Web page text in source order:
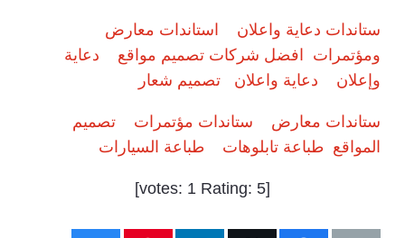
ستاندات دعاية واعلان
استاندات معارض
ومؤتمرات
افضل شركات تصميم مواقع
دعاية
وإعلان
دعاية واعلان تصميم شعار
ستاندات معارض ستاندات مؤتمرات
تصميم
المواقع طباعة تابلوهات طباعة السيارات
[votes:
1 Rating: 5
]